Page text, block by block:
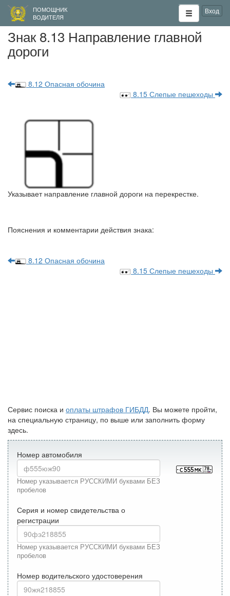
ПОМОЩНИК
ВОДИТЕЛЯ
Вход
Знак 8.13 Направление главной
дороги
8.12 Опасная обочина
8.15 Слепые пешеходы
Указывает направление главной дороги на перекрестке.
Пояснения и комментарии действия знака:
8.12 Опасная обочина
8.15 Слепые пешеходы
Сервис поиска и оплаты штрафов ГИБДД. Вы можете пройти,
на специальную страницу, по выше или заполнить форму
здесь.
Номер автомобиля
Номер указывается РУССКИМИ буквами БЕЗ
пробелов
Серия и номер свидетельства о
регистрации
Номер указывается РУССКИМИ буквами БЕЗ
пробелов
Номер водительского удостоверения